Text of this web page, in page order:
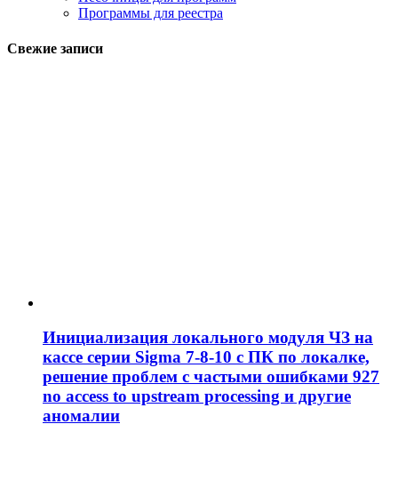
Программы для реестра
Свежие записи
Инициализация локального модуля ЧЗ на
кассе серии Sigma 7-8-10 с ПК по локалке,
решение проблем c частыми ошибками 927
no access to upstream processing и другие
аномалии